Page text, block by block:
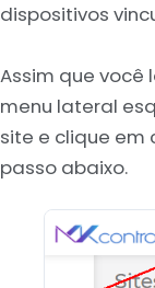
dispositivos
Assim que você
menu lateral
site e clique em
passo abaixo.